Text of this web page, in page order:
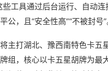
些工具通过后台运行、自动连
公，且“安全性高”“不被封号”
主打湖北、豫西南特色卡五
组，核心以卡五星胡牌为最